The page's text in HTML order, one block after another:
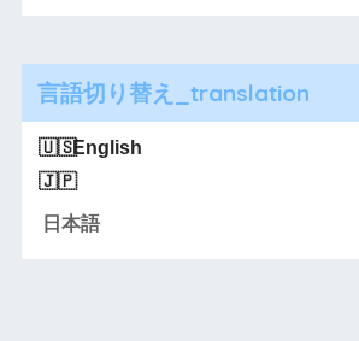
言語切り替え_translation
English
日本語